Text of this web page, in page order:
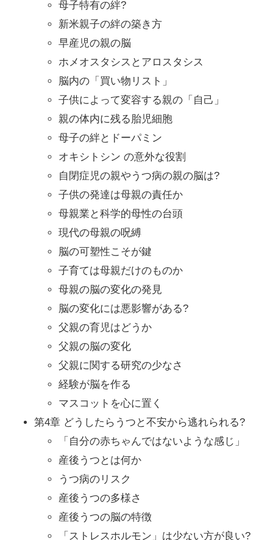
母子特有の絆?
新米親子の絆の築き方
早産児の親の脳
ホメオスタシスとアロスタシス
脳内の「買い物リスト」
子供によって変容する親の「自己」
親の体内に残る胎児細胞
母子の絆とドーパミン
オキシトシン の意外な役割
自閉症児の親やうつ病の親の脳は?
子供の発達は母親の責任か
母親業と科学的母性の台頭
現代の母親の呪縛
脳の可塑性こそが鍵
子育ては母親だけのものか
母親の脳の変化の発見
脳の変化には悪影響がある?
父親の育児はどうか
父親の脳の変化
父親に関する研究の少なさ
経験が脳を作る
マスコットを心に置く
第4章 どうしたらうつと不安から逃れられる?
「自分の赤ちゃんではないような感じ」
産後うつとは何か
うつ病のリスク
産後うつの多様さ
産後うつの脳の特徴
「ストレスホルモン」は少ない方が良い?